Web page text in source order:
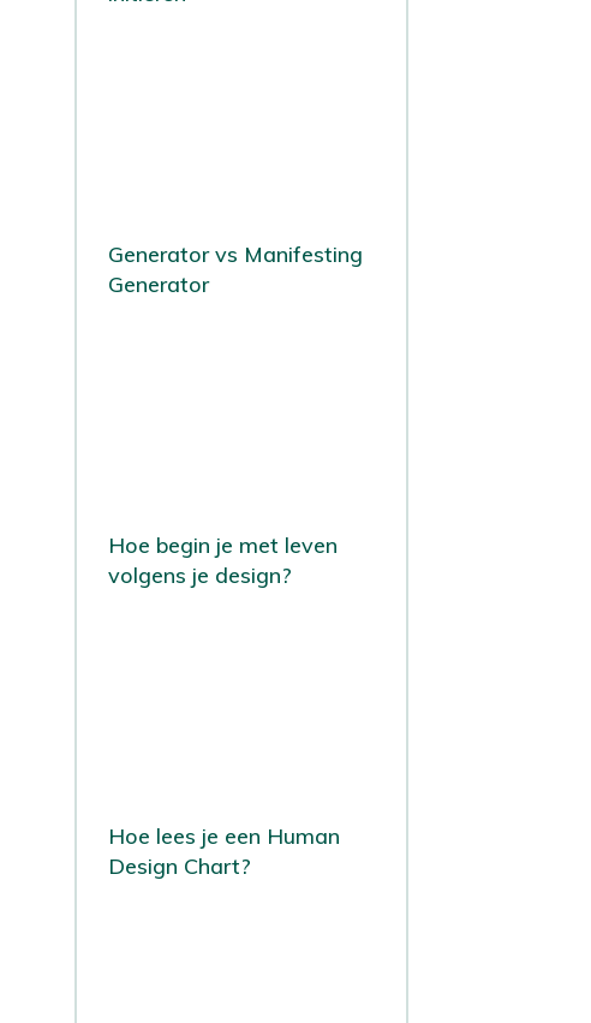
Generator vs Manifesting
Generator
Hoe begin je met leven
volgens je design?
Hoe lees je een Human
Design Chart?